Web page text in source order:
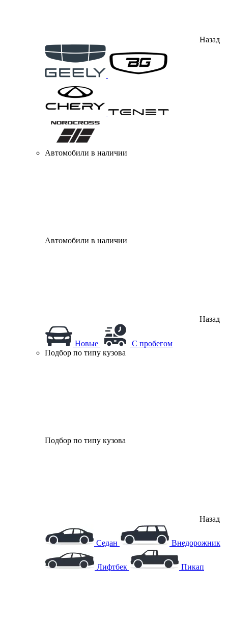
Назад
Автомобили в наличии
Автомобили в наличии
Назад
Новые
С пробегом
Подбор по типу кузова
Подбор по типу кузова
Назад
Седан Внедорожник
Лифтбек Пикап